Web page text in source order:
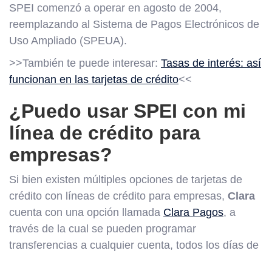
SPEI comenzó a operar en agosto de 2004,
reemplazando al Sistema de Pagos Electrónicos de
Uso Ampliado (SPEUA).
>>También te puede interesar: Tasas de interés: así
funcionan en las tarjetas de crédito<<
¿Puedo usar SPEI con mi
línea de crédito para
empresas?
Si bien existen múltiples opciones de tarjetas de
crédito con líneas de crédito para empresas, Clara
cuenta con una opción llamada Clara Pagos, a
través de la cual se pueden programar
transferencias a cualquier cuenta, todos los días de